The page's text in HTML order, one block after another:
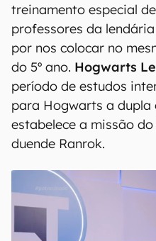
treinamento especial
professores da
por nos colocar no
do 5º ano. Hogwarts
período de estudos
para Hogwarts a dupla
estabelece a missão
duende Ranrok.